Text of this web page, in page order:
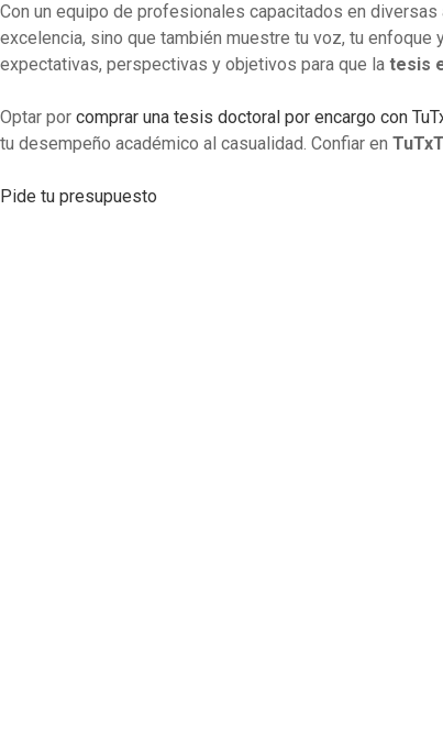
Con un equipo de profesionales capacitados en
excelencia, sino que también muestre tu voz, tu
expectativas, perspectivas y objetivos para que la tesis
Optar por comprar una tesis doctoral por encargo con
tu desempeño académico al casualidad. Confiar en
Pide tu presupuesto